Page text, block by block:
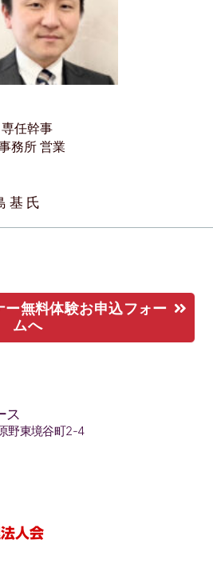
任幹事
務所 営業
基 氏
ー無料体験お申込フォー
ムへ
ス
野東境谷町2-4
人会